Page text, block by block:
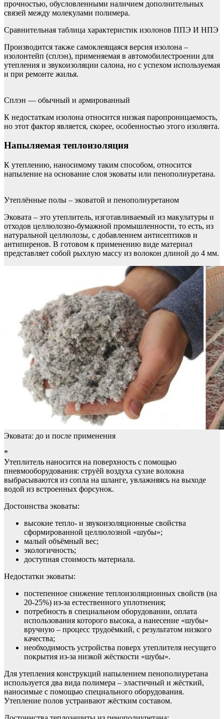
прочностью, обусловленными наличием дополнительных
связей между молекулами полимера.
Сравнительная таблица характеристик изолонов ППЭ И НПЭ
Производится также самоклеящаяся версия изолона –
изолонтейп (сплэн), применяемая в автомобилестроении для
утепления и звукоизоляции салона, но с успехом используемая
и при ремонте жилья.
Сплэн — обычный и армированный
К недостаткам изолона относится низкая паропроницаемость,
но этот фактор является, скорее, особенностью этого изолянта.
Напыляемая теплоизоляция
К утеплению, наносимому таким способом, относится
напыление на основание слоя эковаты или пенополиуретана.
Утеплённые полы – эковатой и пенополиуретаном
Эковата – это утеплитель, изготавливаемый из макулатуры и
отходов целлюлозно-бумажной промышленности, то есть, из
натуральной целлюлозы, с добавлением антисептиков и
антипиренов. В готовом к применению виде материал
представляет собой рыхлую массу из волокон длиной до 4 мм.
Эковата: до и после применения
*
Утеплитель наносится на поверхность с помощью
пневмооборудования: струёй воздуха сухие волокна
выбрасываются из сопла на шланге, увлажняясь на выходе
водой из встроенных форсунок.
Достоинства эковаты:
высокие тепло- и звукоизоляционные свойства
сформированной целлюлозной «шубы»;
малый объёмный вес;
экологичность;
доступная стоимость материала.
Недостатки эковаты:
постепенное снижение теплоизоляционных свойств (на
20-25%) из-за естественного уплотнения;
потребность в специальном оборудовании, оплата
использования которого высока, а нанесение «шубы»
вручную – процесс трудоёмкий, с результатом низкого
качества;
необходимость устройства поверх утеплителя несущего
покрытия из-за низкой жёсткости «шубы».
Для утепления конструкций напылением пенополиуретана
используется два вида полимера – эластичный и жёсткий,
наносимые с помощью специального оборудования.
Утепление полов устраивают жёстким составом.